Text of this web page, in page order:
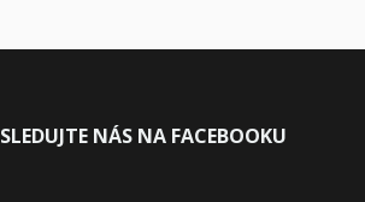
SLEDUJTE NÁS NA FACEBOOKU